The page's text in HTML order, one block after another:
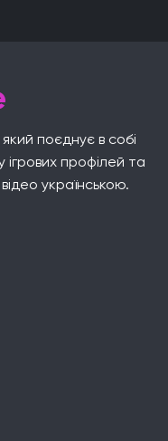
поєднує в собі
ігрових профілей та
відео українською.